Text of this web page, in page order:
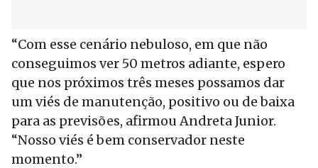
“Com esse cenário nebuloso, em que não
conseguimos ver 50 metros adiante, espero
que nos próximos três meses possamos dar
um viés de manutenção, positivo ou de baixa
para as previsões, afirmou Andreta Junior.
“Nosso viés é bem conservador neste
momento.”